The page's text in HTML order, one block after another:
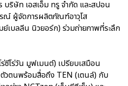
บริษัท เอสเอ็ม ทรู จำกัด และสปอน
ผู้จัดการผลิตภัณฑ์อาวุโส
เบลลีน นิวยอร์ก) ร่วมถ่ายภาพที่ระลึก
ซีโร่วัน มูฟเมนต์) เปรียบเสมือน
วตนพร้อมสื่อถึง TEN (เตนล์) กับ